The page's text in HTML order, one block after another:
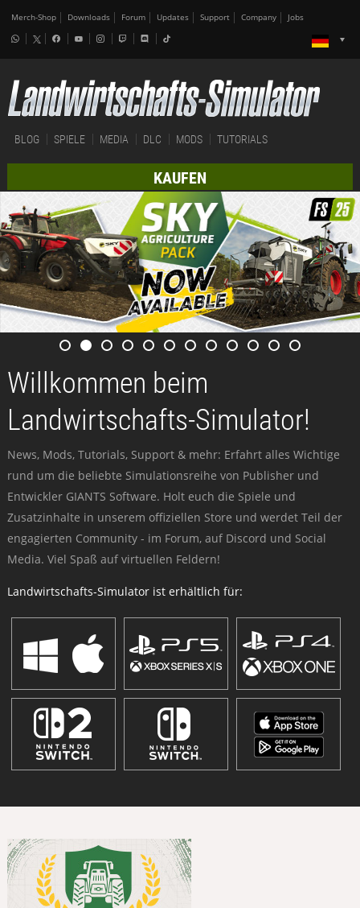
Merch-Shop Downloads Forum Updates Support Company Jobs
BLOG SPIELE MEDIA DLC MODS TUTORIALS
KAUFEN
Willkommen beim
Landwirtschafts-Simulator!
News, Mods, Tutorials, Support & mehr: Erfahrt alles Wichtige
rund um die beliebte Simulationsreihe von Publisher und
Entwickler GIANTS Software. Holt euch die Spiele und
Zusatzinhalte in unserem offiziellen Store und werdet Teil der
engagierten Community - im Forum, auf Discord und Social
Media. Viel Spaß auf virtuellen Feldern!
Landwirtschafts-Simulator ist erhältlich für: